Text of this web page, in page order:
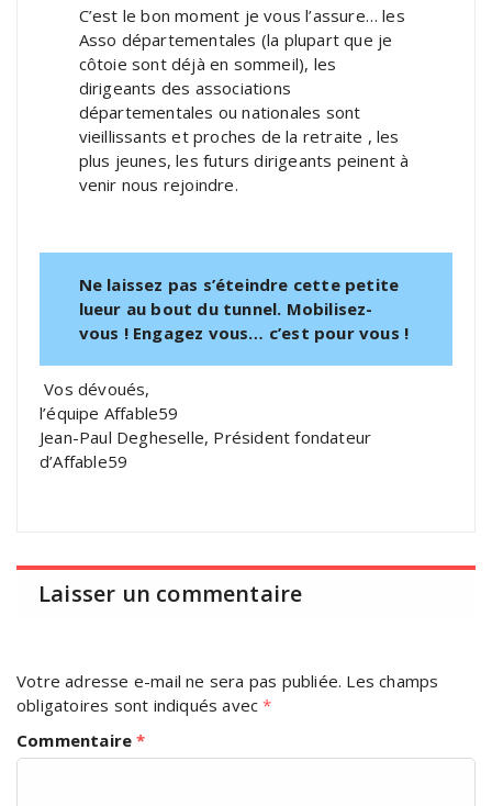
C’est le bon moment je vous l’assure… les
Asso départementales (la plupart que je
côtoie sont déjà en sommeil), les
dirigeants des associations
départementales ou nationales sont
vieillissants et proches de la retraite , les
plus jeunes, les futurs dirigeants peinent à
venir nous rejoindre.
Ne laissez pas s’éteindre cette petite
lueur au bout du tunnel. Mobilisez-
vous ! Engagez vous… c’est pour vous !
Vos dévoués,
l’équipe Affable59
Jean-Paul Degheselle, Président fondateur
d’Affable59
Laisser un commentaire
Votre adresse e-mail ne sera pas publiée. Les champs
obligatoires sont indiqués avec*
Commentaire*